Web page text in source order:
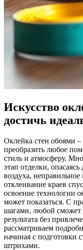
Искусство
достичь
Оклейка стен обоями –
преобразить любое
стиль и атмосферу.
этап отделки,
воздуха,
отклеивание краев
освоение технологии
может показаться. С
шагами, любой сможет
результата без
рассматриваем
начиная с подготовки
штрихами.